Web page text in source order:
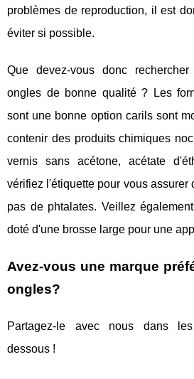
problèmes de reproduction, il est
éviter si possible.
Que devez-vous donc
ongles de bonne qualité ? Les
sont une bonne option carils sont
contenir des produits chimiques
vernis sans acétone, acétate
vérifiez l'étiquette pour vous assurer
pas de phtalates. Veillez
doté d'une brosse large pour une
Avez-vous une marque
ongles?
Partagez-le avec nous dans
dessous !